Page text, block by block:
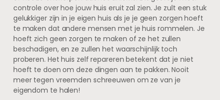
controle over hoe jouw huis eruit zal zien. Je zult een stuk
gelukkiger zijn in je eigen huis als je je geen zorgen hoeft
te maken dat andere mensen met je huis rommelen. Je
hoeft zich geen zorgen te maken of ze het zullen
beschadigen, en ze zullen het waarschijnlijk toch
proberen. Het huis zelf repareren betekent dat je niet
hoeft te doen om deze dingen aan te pakken. Nooit
meer tegen vreemden schreeuwen om ze van je
eigendom te halen!